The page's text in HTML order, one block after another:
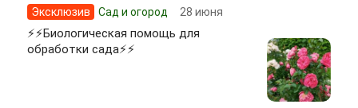
Эксклюзив Сад и огород 28 июня
⚡⚡Биологическая помощь для
обработки сада⚡⚡